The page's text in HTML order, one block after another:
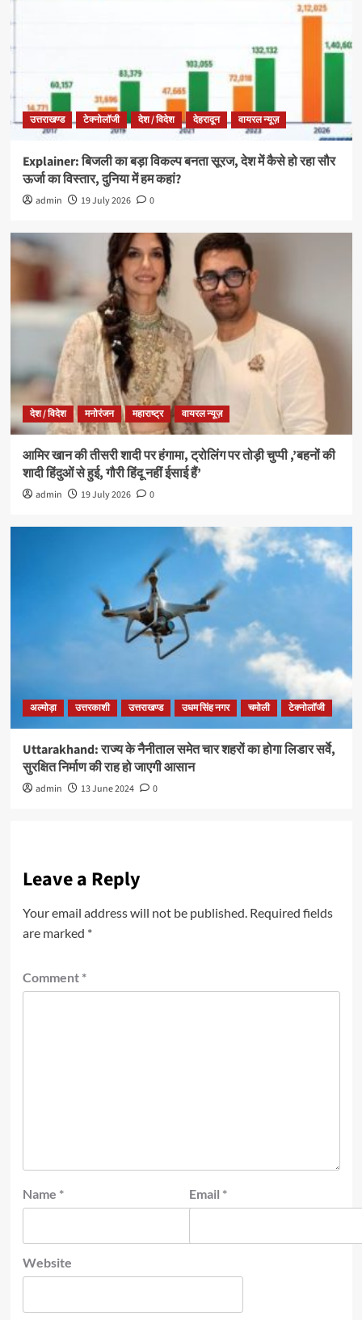
उत्तराखण्ड टेक्नोलॉजी देश / विदेश देहरादून वायरल न्यूज़
Explainer: बिजली का बड़ा विकल्प बनता सूरज, देश में कैसे हो रहा सौर
ऊर्जा का विस्तार, दुनिया में हम कहां?
admin 19 July 2026 0
देश / विदेश मनोरंजन महाराष्ट्र वायरल न्यूज़
आमिर खान की तीसरी शादी पर हंगामा, ट्रोलिंग पर तोड़ी चुप्पी ,’बहनों की
शादी हिंदुओं से हुई, गौरी हिंदू नहीं ईसाई हैं’
admin 19 July 2026 0
अल्मोड़ा उत्तरकाशी उत्तराखण्ड उधम सिंह नगर चमोली टेक्नोलॉजी
Uttarakhand: राज्य के नैनीताल समेत चार शहरों का होगा लिडार सर्वे,
सुरक्षित निर्माण की राह हो जाएगी आसान
admin 13 June 2024 0
Leave a Reply
Your email address will not be published. Required fields
are marked *
Comment *
Name * Email *
Website